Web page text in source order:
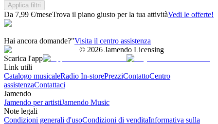
Applica filtri
Da 7,99 €/meseTrova il piano giusto per la tua attivitàVedi le offerte!
Hai ancora domande?"Visita il centro assistenza
© 2026 Jamendo Licensing
Scarica l'app
Link utili
Catalogo musicaleRadio In-storePrezziContattoCentro
assistenzaContattaci
Jamendo
Jamendo per artistiJamendo Music
Note legali
Condizioni generali d'usoCondizioni di venditaInformativa sulla